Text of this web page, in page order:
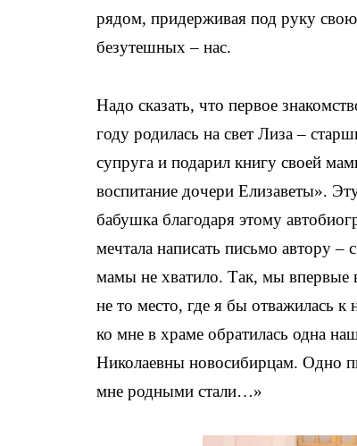
рядом, придерживая под руку
безутешных – нас.
Надо сказать, что первое
году родилась на свет Лиза –
супруга и подарил книгу своей
воспитание дочери Елизаветы».
бабушка благодаря этому
мечтала написать письмо автору
мамы не хватило. Так, мы впервые
не то место, где я бы отважилась к
ко мне в храме обратилась одна
Николаевны новосибирцам. Одно
мне родными стали…»